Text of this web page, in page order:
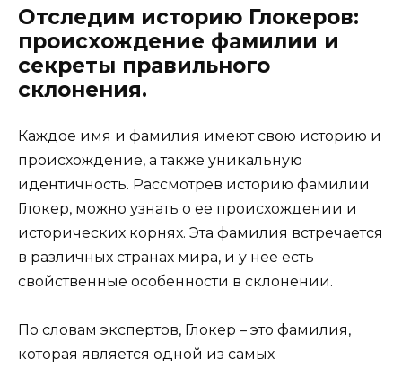
Отследим историю Глокеров:
происхождение фамилии и
секреты правильного
склонения.
Каждое имя и фамилия имеют свою историю и
происхождение, а также уникальную
идентичность. Рассмотрев историю фамилии
Глокер, можно узнать о ее происхождении и
исторических корнях. Эта фамилия встречается
в различных странах мира, и у нее есть
свойственные особенности в склонении.
По словам экспертов, Глокер – это фамилия,
которая является одной из самых